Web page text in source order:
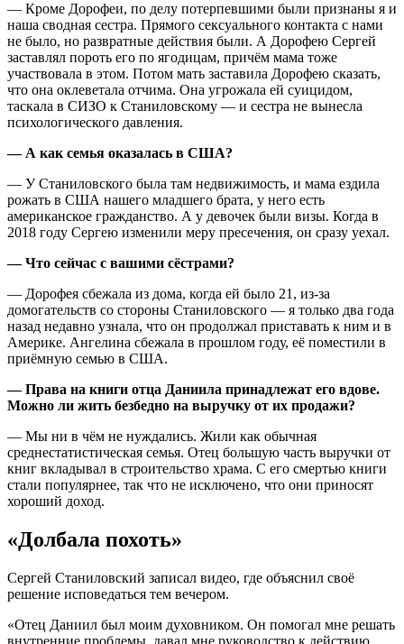
— Кроме Дорофеи, по делу потерпевшими были признаны я и
наша сводная сестра. Прямого сексуального контакта с нами
не было, но развратные действия были. А Дорофею Сергей
заставлял пороть его по ягодицам, причём мама тоже
участвовала в этом. Потом мать заставила Дорофею сказать,
что она оклеветала отчима. Она угрожала ей суицидом,
таскала в СИЗО к Станиловскому — и сестра не вынесла
психологического давления.
— А как семья оказалась в США?
— У Станиловского была там недвижимость, и мама ездила
рожать в США нашего младшего брата, у него есть
американское гражданство. А у девочек были визы. Когда в
2018 году Сергею изменили меру пресечения, он сразу уехал.
— Что сейчас с вашими сёстрами?
— Дорофея сбежала из дома, когда ей было 21, из-за
домогательств со стороны Станиловского — я только два года
назад недавно узнала, что он продолжал приставать к ним и в
Америке. Ангелина сбежала в прошлом году, её поместили в
приёмную семью в США.
— Права на книги отца Даниила принадлежат его вдове.
Можно ли жить безбедно на выручку от их продажи?
— Мы ни в чём не нуждались. Жили как обычная
среднестатистическая семья. Отец большую часть выручки от
книг вкладывал в строительство храма. С его смертью книги
стали популярнее, так что не исключено, что они приносят
хороший доход.
«Долбала похоть»
Сергей Станиловский записал видео, где объяснил своё
решение исповедаться тем вечером.
«Отец Даниил был моим духовником. Он помогал мне решать
внутренние проблемы, давал мне руководство к действию,